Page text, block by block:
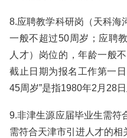
8.应聘教学科研岗（天科海
一般不超过50周岁；应聘
人才）岗位的，年龄一般
截止日期为报名工作第一
45周岁”是指1980年2月28
9.非津生源应届毕业生需符
需符合天津市引进人才的相